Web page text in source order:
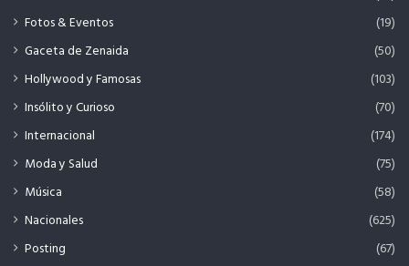
Fotos & Eventos
(19)
Gaceta de Zenaida
(50)
Hollywood y Famosas
(103)
Insólito y Curioso
(70)
Internacional
(174)
Moda y Salud
(75)
Música
(58)
Nacionales
(625)
Posting
(67)